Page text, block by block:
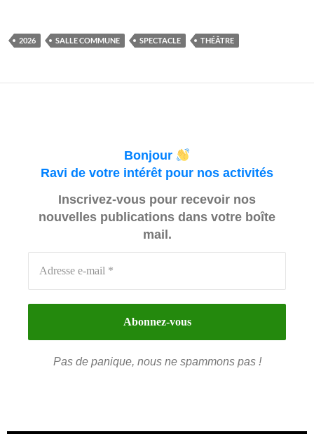
2026 SALLE COMMUNE SPECTACLE THÉÂTRE
Bonjour
Ravi de votre intérêt pour nos activités
Inscrivez-vous pour recevoir nos
nouvelles publications dans votre boîte
mail.
Pas de panique, nous ne spammons pas !